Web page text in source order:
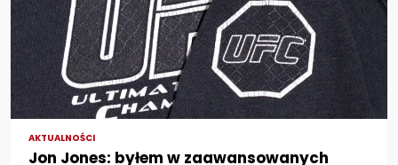
AKTUALNOŚCI
Jon Jones: byłem w zaawansowanych